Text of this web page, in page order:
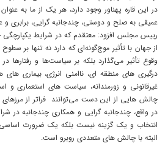
در این قاره‌ پهناور وجود دارد، هر یک از ما به
عمیقی به صلح و دوستی، چندجانبه گرایی، برابری و
رییس مجلس افزود: معتقدم که در شرایط
از جهان با تأثیر موج‌گونه‌ای که دارد نه تنها بر
وقوع تأثیر می‌گذارد بلکه بر سیاست‌ها و رفتارها
درگیری های منطقه ای، ناامنی انرژی، بیماری های
غیرقانونی و زورمندانه، سیاست های استعماری و
چالش هایی از این دست می‌توانند فراتر از مرزهای
در واقع، چندجانبه گرایی و همکاری چندجانبه در
انتخاب و یک گزینه نیست بلکه یک ضرورت
البته با چالش های متعددی روبرو است.